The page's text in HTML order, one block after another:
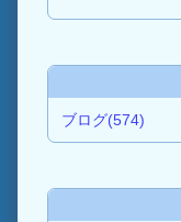
ブログ(574)